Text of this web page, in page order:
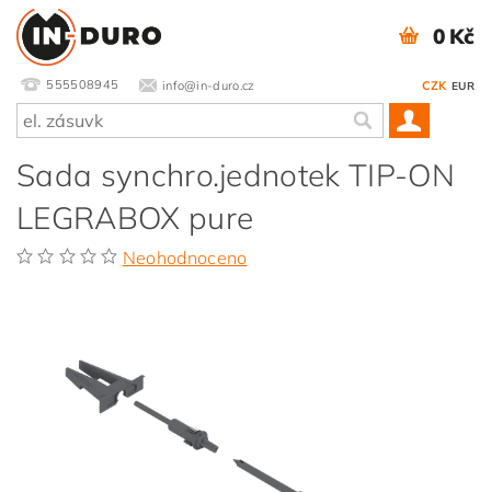
555508945 info@in-duro.cz CZK EUR
0 Kč
Sada synchro.jednotek TIP-ON
LEGRABOX pure
Neohodnoceno